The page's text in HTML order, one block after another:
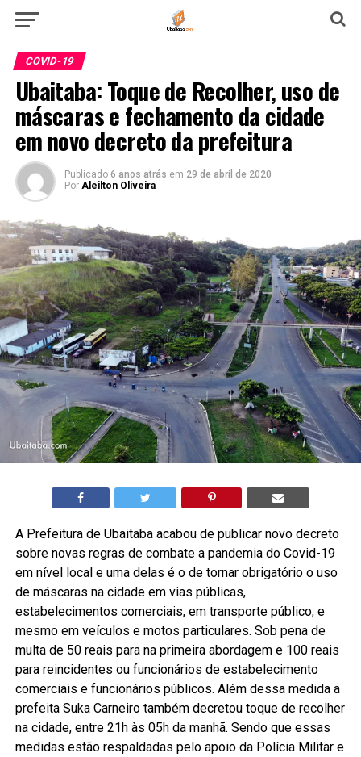
COVID-19
Ubaitaba: Toque de Recolher, uso de
máscaras e fechamento da cidade
em novo decreto da prefeitura
Publicado 6 anos atrás em 29 de abril de 2020
Por Aleilton Oliveira
A Prefeitura de Ubaitaba acabou de publicar novo decreto
sobre novas regras de combate a pandemia do Covid-19
em nível local e uma delas é o de tornar obrigatório o uso
de máscaras na cidade em vias públicas,
estabelecimentos comerciais, em transporte público, e
mesmo em veículos e motos particulares. Sob pena de
multa de 50 reais para na primeira abordagem e 100 reais
para reincidentes ou funcionários de estabelecimento
comerciais e funcionários públicos. Além dessa medida a
prefeita Suka Carneiro também decretou toque de recolher
na cidade, entre 21h às 05h da manhã. Sendo que essas
medidas estão respaldadas pelo apoio da Polícia Militar e